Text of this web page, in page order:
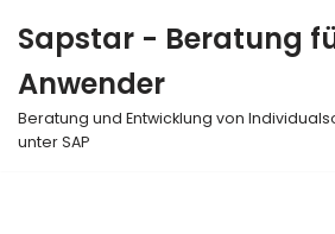
Inhalt
springen
Sapstar - Beratung
Anwender
Beratung und Entwicklung von
unter SAP